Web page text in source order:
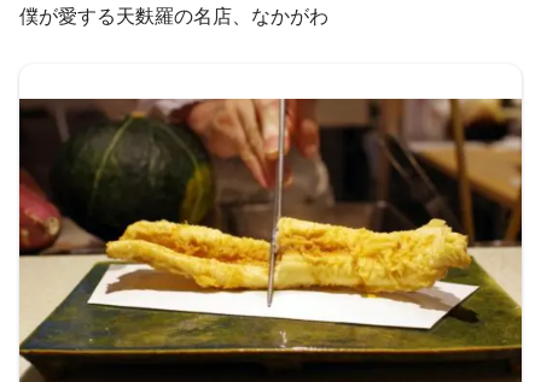
僕が愛する天麩羅の名店、なかがわ